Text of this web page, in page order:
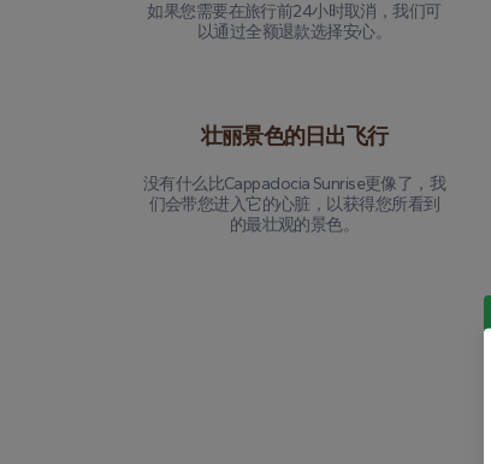
如果您需要在旅行前24小时取消，我们可
以通过全额退款选择安心。
壮丽景色的日出飞行
没有什么比Cappadocia Sunrise更像了，我
们会带您进入它的心脏，以获得您所看到
的最壮观的景色。